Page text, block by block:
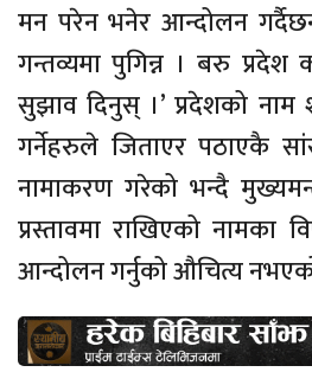
मन परेन भनेर आन्दोलन
गन्तव्यमा पुगिन्न । बरु
सुझाव दिनुस् ।’ प्रदेशको
गर्नेहरुले जिताएर पठाएकै
नामाकरण गरेको भन्दै
प्रस्तावमा राखिएको नामका
आन्दोलन गर्नुको औचित्य